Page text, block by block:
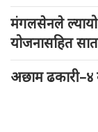
मंगलसेनले ल्यायो
योजनासहित सात
अछाम